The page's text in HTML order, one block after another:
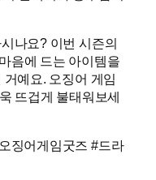
나요? 이번 시즌의
음에 드는 아이템을
예요. 오징어 게임
뜨겁게 불태워보세
징어게임굿즈 #드라